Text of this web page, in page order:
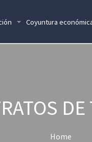
Coyuntura
Home